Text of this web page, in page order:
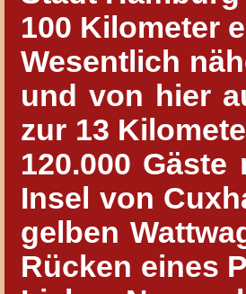
100 Kilometer
Wesentlich
und von hier
zur 13
120.000
Insel von
gelben
Rücken eines